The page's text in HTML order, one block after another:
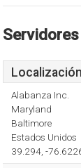
Servidores
Alabanza Inc.
Maryland
Baltimore
Estados Unidos
39.294, -